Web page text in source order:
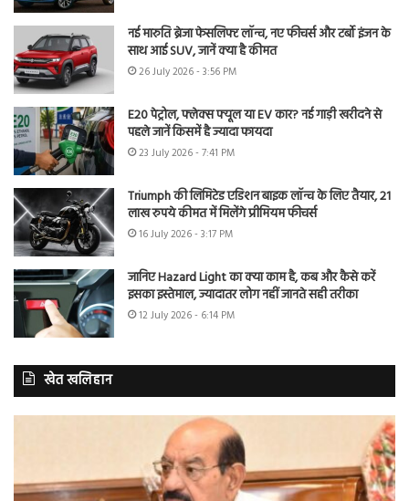
नई मारुति ब्रेजा फेसलिफ्ट लॉन्च, नए फीचर्स और टर्बो इंजन के
साथ आई SUV, जानें क्या है कीमत
26 July 2026 - 3:56 PM
E20 पेट्रोल, फ्लेक्स फ्यूल या EV कार? नई गाड़ी खरीदने से
पहले जानें किसमें है ज्यादा फायदा
23 July 2026 - 7:41 PM
Triumph की लिमिटेड एडिशन बाइक लॉन्च के लिए तैयार, 21
लाख रुपये कीमत में मिलेंगे प्रीमियम फीचर्स
16 July 2026 - 3:17 PM
जानिए Hazard Light का क्या काम है, कब और कैसे करें
इसका इस्तेमाल, ज्यादातर लोग नहीं जानते सही तरीका
12 July 2026 - 6:14 PM
खेत खलिहान